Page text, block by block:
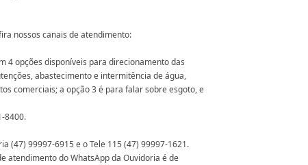
nossos canais de atendimento:
4 opções disponíveis para direcionamento das
abastecimento e intermitência de água,
comerciais; a opção 3 é para falar sobre esgoto, e
8400.
(47) 99997-6915 e o Tele 115 (47) 99997-1621.
atendimento do WhatsApp da Ouvidoria é de